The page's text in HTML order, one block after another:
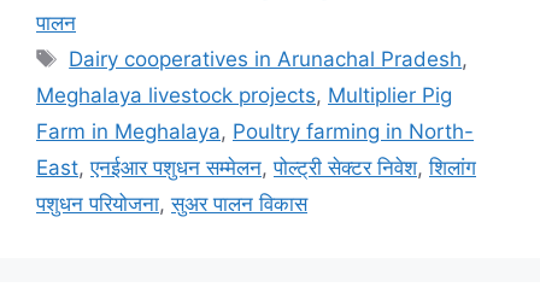
पालन
Dairy cooperatives in Arunachal Pradesh,
Meghalaya livestock projects, Multiplier Pig
Farm in Meghalaya, Poultry farming in North-
East,एनईआर पशुधन सम्मेलन,पोल्ट्री सेक्टर निवेश,शिलांग
पशुधन परियोजना,सुअर पालन विकास